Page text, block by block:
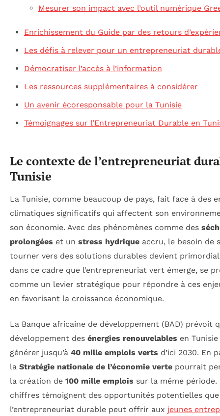
Mesurer son impact avec l’outil numérique
Enrichissement du Guide par des retours
Les défis à relever pour un entrepreneuriat
Démocratiser l’accès à l’information
Les ressources supplémentaires à considérer
Un avenir écoresponsable pour la Tunisie
Témoignages sur l’Entrepreneuriat Durable en
Le contexte de l’entrepreneuriat
Tunisie
La Tunisie, comme beaucoup de pays, fait face à des
climatiques significatifs qui affectent son
son économie. Avec des phénomènes comme des
prolongées et un stress hydrique accru, le besoin de
tourner vers des solutions durables devient primordial.
dans ce cadre que l’entrepreneuriat vert émerge, se
comme un levier stratégique pour répondre à ces
en favorisant la croissance économique.
La Banque africaine de développement (BAD) prévoit
développement des énergies renouvelables en
générer jusqu’à 40 mille emplois verts d’ici 2030. En
la Stratégie nationale de l’économie verte pourrait
la création de 100 mille emplois sur la même période.
chiffres témoignent des opportunités potentielles que
l’entrepreneuriat durable peut offrir aux jeunes